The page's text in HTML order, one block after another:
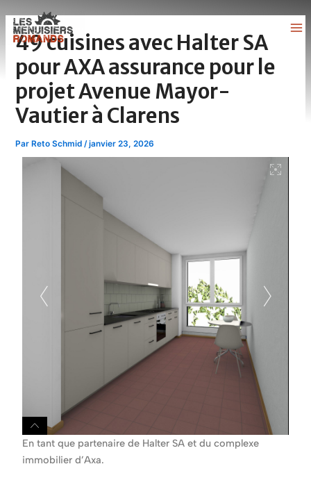
contenu
49 cuisines avec Halter SA
pour AXA assurance pour le
projet Avenue Mayor-
Vautier à Clarens
ParReto Schmid /janvier 23, 2026
En tant que partenaire de Halter SA et du complexe
immobilier d’Axa.
des
articles